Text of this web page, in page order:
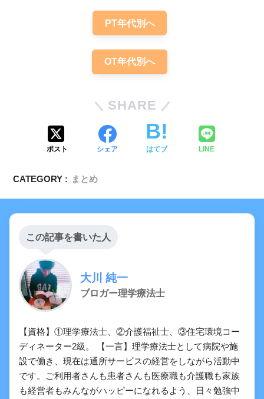
PT年代別へ
OT年代別へ
SHARE
ポスト シェア はてブ LINE
CATEGORY : まとめ
この記事を書いた人
大川 純一
ブロガー理学療法士
【資格】①理学療法士、②介護福祉士、③住宅環境コー
ディネーター2級。 【一言】理学療法士として病院や施
設で働き、現在は通所サービスの経営をしながら活動中
です。ご利用者さんも患者さんも医療職も介護職も家族
も経営者もみんながハッピーになれるよう、日々勉強中